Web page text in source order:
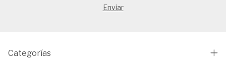
Categorías